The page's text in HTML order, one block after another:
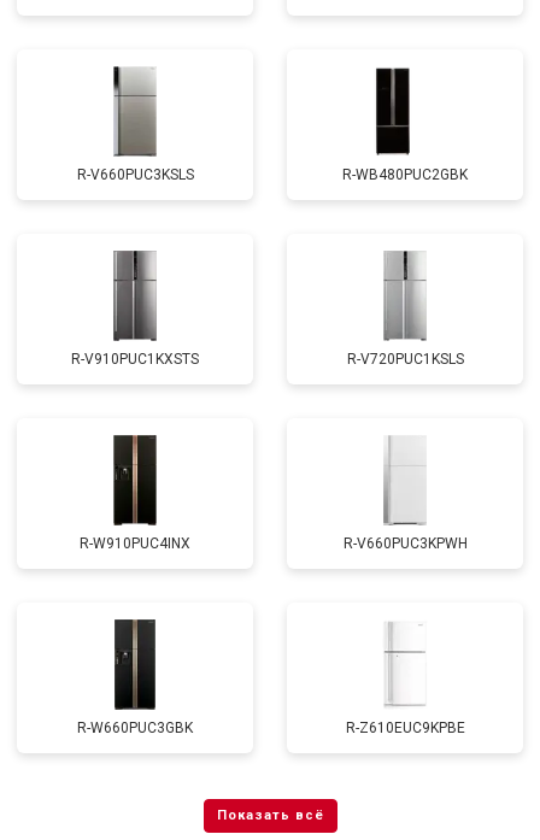
R-V660PUC3KSLS R-WB480PUC2GBK
R-V910PUC1KXSTS R-V720PUC1KSLS
R-W910PUC4INX R-V660PUC3KPWH
R-W660PUC3GBK R-Z610EUC9KPBE